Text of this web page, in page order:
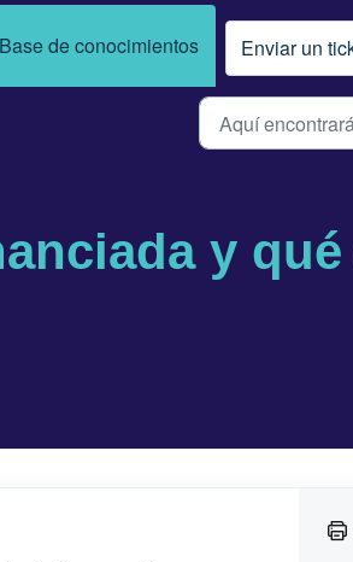
Base de conocimientos Enviar un
y